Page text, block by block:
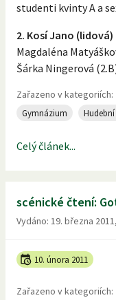
studenti kvinty A a
2. Kosí Jano (lidová)
Magdaléna
Šárka Ningerová
Zařazeno v kategoriích:
Gymnázium
Celý článek...
scénické čtení:
Vydáno: 19. března
10. února 2011
Zařazeno v kategoriích: